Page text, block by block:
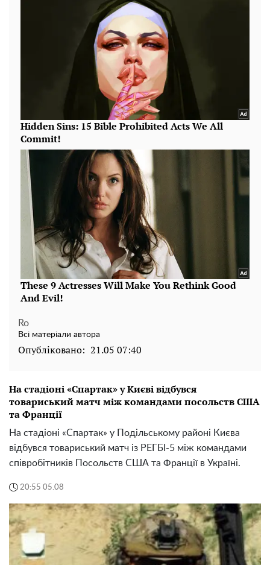
Ro
Всі матеріали автора
Опубліковано: 21.05 07:40
На стадіоні «Спартак» у Києві відбувся
товариський матч між командами посольств США
та Франції
На стадіоні «Спартак» у Подільському районі Києва
відбувся товариський матч із РЕГБІ-5 між командами
співробітників Посольств США та Франції в Україні.
20:55 05.08